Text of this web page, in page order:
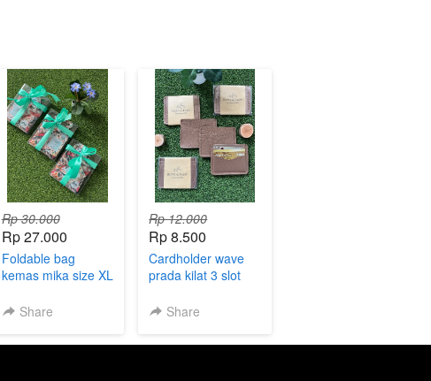
Rp 30.000
Rp 27.000
Foldable bag
kemas mika size XL
Share
Rp 12.000
Rp 8.500
Cardholder wave
prada kilat 3 slot
Share